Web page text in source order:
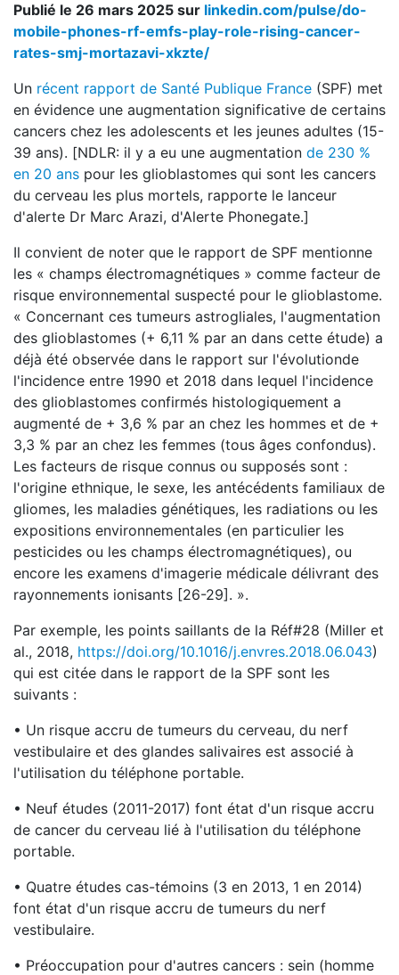
Publié le 26 mars 2025 sur linkedin.com/pulse/do-
mobile-phones-rf-emfs-play-role-rising-cancer-
rates-smj-mortazavi-xkzte/
Un récent rapport de Santé Publique France (SPF) met
en évidence une augmentation significative de certains
cancers chez les adolescents et les jeunes adultes (15-
39 ans). [NDLR: il y a eu une augmentation de 230 %
en 20 ans pour les glioblastomes qui sont les cancers
du cerveau les plus mortels, rapporte le lanceur
d'alerte Dr Marc Arazi, d'Alerte Phonegate.]
Il convient de noter que le rapport de SPF mentionne
les « champs électromagnétiques » comme facteur de
risque environnemental suspecté pour le glioblastome.
« Concernant ces tumeurs astrogliales, l'augmentation
des glioblastomes (+ 6,11 % par an dans cette étude) a
déjà été observée dans le rapport sur l'évolutionde
l'incidence entre 1990 et 2018 dans lequel l'incidence
des glioblastomes confirmés histologiquement a
augmenté de + 3,6 % par an chez les hommes et de +
3,3 % par an chez les femmes (tous âges confondus).
Les facteurs de risque connus ou supposés sont :
l'origine ethnique, le sexe, les antécédents familiaux de
gliomes, les maladies génétiques, les radiations ou les
expositions environnementales (en particulier les
pesticides ou les champs électromagnétiques), ou
encore les examens d'imagerie médicale délivrant des
rayonnements ionisants [26-29]. ».
Par exemple, les points saillants de la Réf#28 (Miller et
al., 2018, https://doi.org/10.1016/j.envres.2018.06.043)
qui est citée dans le rapport de la SPF sont les
suivants :
• Un risque accru de tumeurs du cerveau, du nerf
vestibulaire et des glandes salivaires est associé à
l'utilisation du téléphone portable.
• Neuf études (2011-2017) font état d'un risque accru
de cancer du cerveau lié à l'utilisation du téléphone
portable.
• Quatre études cas-témoins (3 en 2013, 1 en 2014)
font état d'un risque accru de tumeurs du nerf
vestibulaire.
• Préoccupation pour d'autres cancers : sein (homme